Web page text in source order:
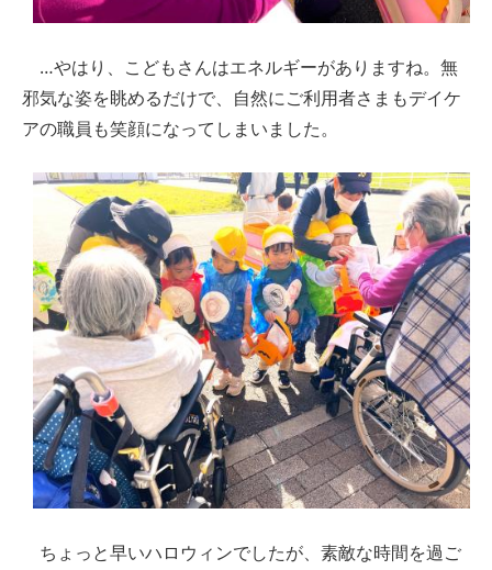
…やはり、こどもさんはエネルギーがありますね。無
邪気な姿を眺めるだけで、自然にご利用者さまもデイケ
アの職員も笑顔になってしまいました。
ちょっと早いハロウィンでしたが、素敵な時間を過ご